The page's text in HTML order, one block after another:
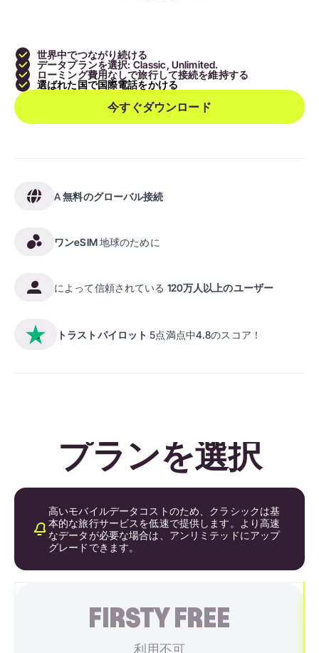
世界中でつながり続ける
データプランを選択: Classic, Unlimited.
ローミング費用なしで旅行して接続を維持する
選ばれた国で国際電話をかける
今すぐダウンロード
A無料のグローバル接続
ワンeSIM地球のために
によって信頼されている 120万人以上のユーザー
トラストパイロット 5点満点中4.8のスコア！
プランを選択
高いモバイルデータコストのため、クラシックは基
本的な旅行サービスを低速で提供します。より高速
なデータが必要な場合は、アンリミテッドにアップ
グレードできます。
FIRSTY FREE
利用不可